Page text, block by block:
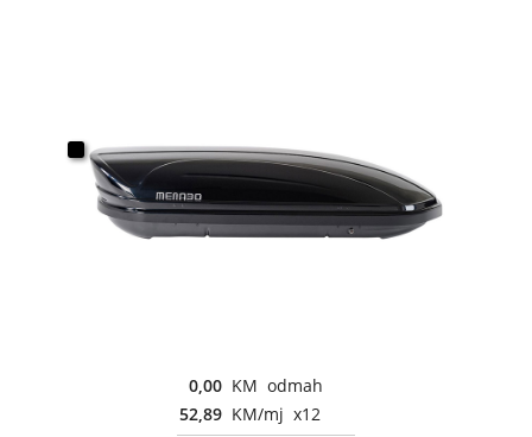
0,00 KM odmah
52,89 KM/mj x12